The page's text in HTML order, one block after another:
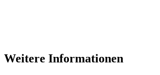
Weitere Informationen